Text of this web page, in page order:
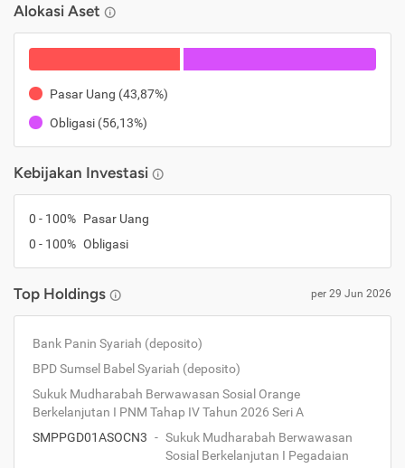
Alokasi Aset
Pasar Uang (43,87%)
Obligasi (56,13%)
Kebijakan Investasi
0 - 100% Pasar Uang
0 - 100% Obligasi
Top Holdings per 29 Jun 2026
Bank Panin Syariah (deposito)
BPD Sumsel Babel Syariah (deposito)
Sukuk Mudharabah Berwawasan Sosial Orange
Berkelanjutan I PNM Tahap IV Tahun 2026 Seri A
SMPPGD01ASOCN3 - Sukuk Mudharabah Berwawasan
Sosial Berkelanjutan I Pegadaian